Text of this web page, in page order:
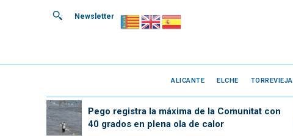
Newsletter
ALICANTE ELCHE TORREVIEJA
Pego registra la máxima de la Comunitat con
40 grados en plena ola de calor